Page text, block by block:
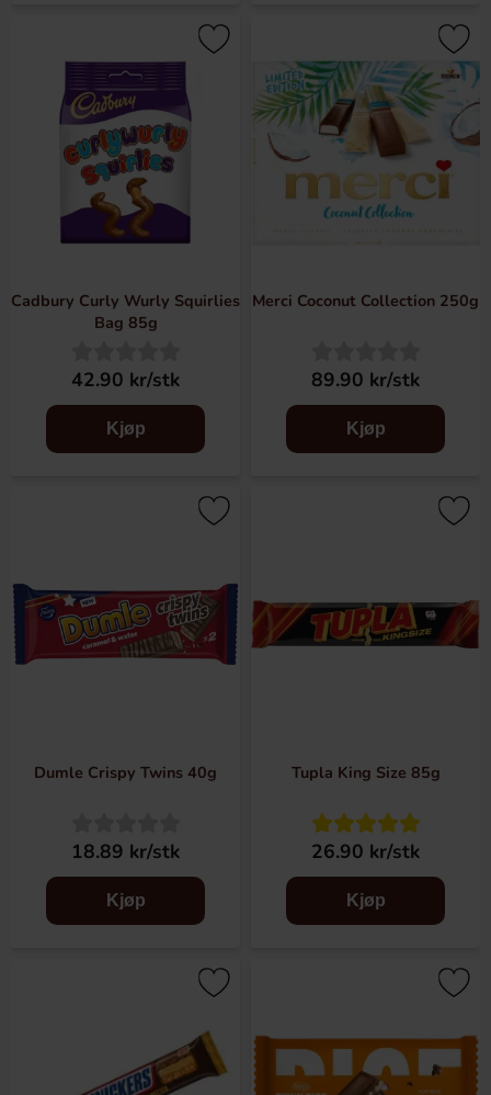
Cadbury Curly Wurly Squirlies
Bag 85g
42.90 kr/stk
Kjøp
Merci Coconut Collection 250g
89.90 kr/stk
Kjøp
Dumle Crispy Twins 40g
18.89 kr/stk
Kjøp
Tupla King Size 85g
26.90 kr/stk
Kjøp